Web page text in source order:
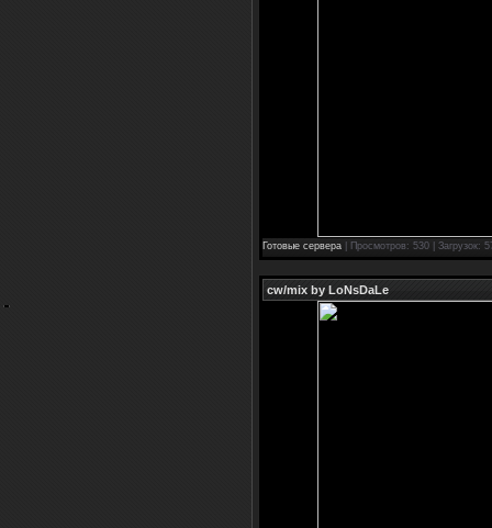
Готовые сервера | Просмотров: 530 | Загрузок:
cw/mix by LoNsDaLe